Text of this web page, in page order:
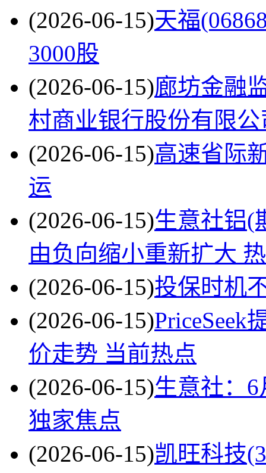
(2026-06-15)天福
3000股
(2026-06-15)廊坊金融
村商业银行股份有限
(2026-06-15)高速省际
运
(2026-06-15)生意社铝(
由负向缩小重新扩大
(2026-06-15)投保时机
(2026-06-15)PriceSeek
价走势 当前热点
(2026-06-15)生意社：6
独家焦点
(2026-06-15)凯旺科技